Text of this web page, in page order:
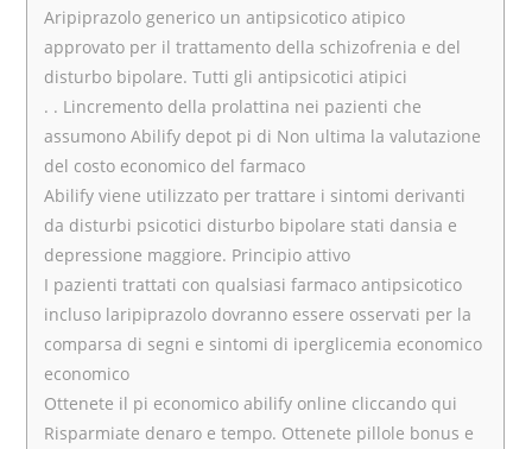
Aripiprazolo generico un antipsicotico atipico
approvato per il trattamento della schizofrenia e del
disturbo bipolare. Tutti gli antipsicotici atipici
. . Lincremento della prolattina nei pazienti che
assumono Abilify depot pi di Non ultima la valutazione
del costo economico del farmaco
Abilify viene utilizzato per trattare i sintomi derivanti
da disturbi psicotici disturbo bipolare stati dansia e
depressione maggiore. Principio attivo
I pazienti trattati con qualsiasi farmaco antipsicotico
incluso laripiprazolo dovranno essere osservati per la
comparsa di segni e sintomi di iperglicemia economico
economico
Ottenete il pi economico abilify online cliccando qui
Risparmiate denaro e tempo. Ottenete pillole bonus e